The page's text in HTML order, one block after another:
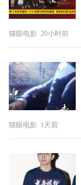
猫眼电影 20小时前
猫眼电影 1天前